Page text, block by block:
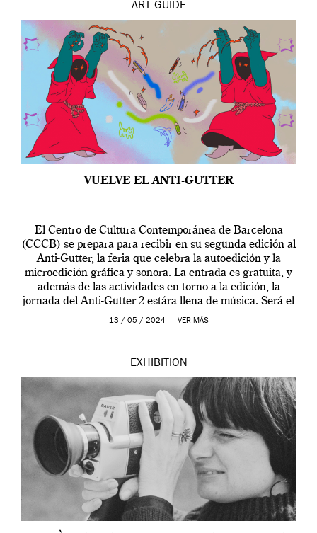
ART GUIDE
VUELVE EL ANTI-GUTTER
El Centro de Cultura Contemporánea de Barcelona
(CCCB) se prepara para recibir en su segunda edición al
Anti-Gutter, la feria que celebra la autoedición y la
microedición gráfica y sonora. La entrada es gratuita, y
además de las actividades en torno a la edición, la
jornada del Anti-Gutter 2 estára llena de música. Será el
[…]
13 / 05 / 2024 — VER MÁS
EXHIBITION